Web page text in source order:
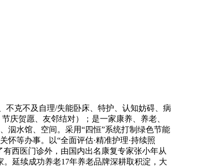
不克不及自理/失能卧床、特护、认知妨碍、病
庆贺愿、友邻结对）；是一家康养、养老、
泅水馆、空间。采用“四恒”系统打制绿色节能
等办事。以“全面评估·精准护理·持续照
西医门诊外，由国内出名康复专家张小年从
延续成功养老17年养老品牌深耕取积淀，大